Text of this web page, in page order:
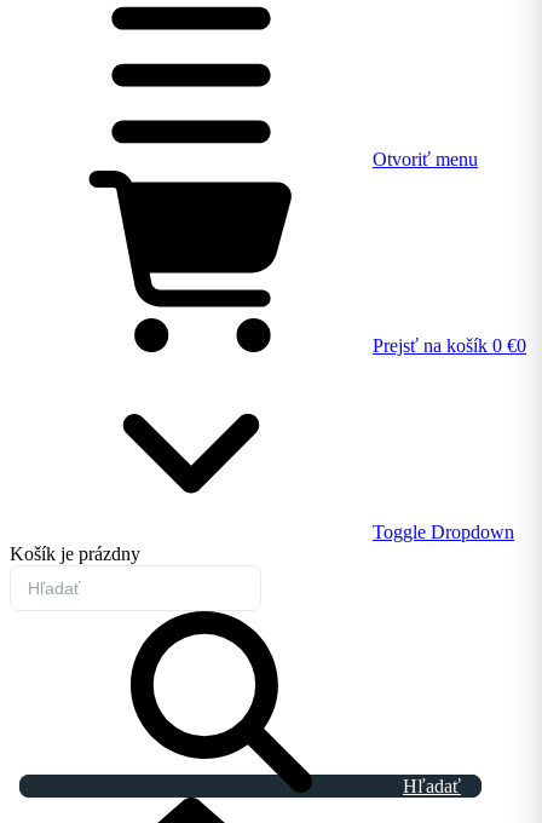
Otvoriť menu
Prejsť na košík 0 €0
Toggle Dropdown
Košík je prázdny
Hľadať